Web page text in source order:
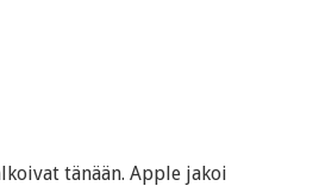
tänään. Apple jakoi